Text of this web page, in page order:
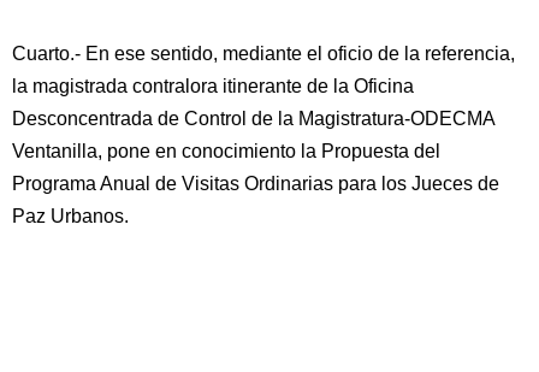
Cuarto.- En ese sentido, mediante el oficio de la referencia,
la magistrada contralora itinerante de la Oficina
Desconcentrada de Control de la Magistratura-ODECMA
Ventanilla, pone en conocimiento la Propuesta del
Programa Anual de Visitas Ordinarias para los Jueces de
Paz Urbanos.